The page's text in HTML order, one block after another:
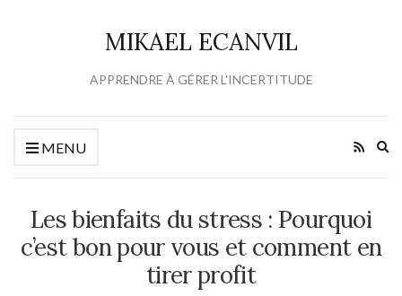
MIKAEL ECANVIL
APPRENDRE À GÉRER L'INCERTITUDE
MENU
Les bienfaits du stress : Pourquoi
c’est bon pour vous et comment en
tirer profit